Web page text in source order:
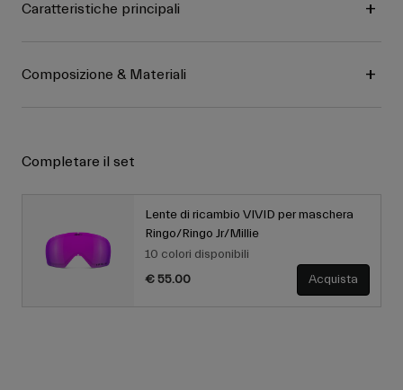
Caratteristiche principali
Composizione & Materiali
Completare il set
Lente di ricambio VIVID per maschera
Ringo/Ringo Jr/Millie
10 colori disponibili
€ 55.00
Acquista